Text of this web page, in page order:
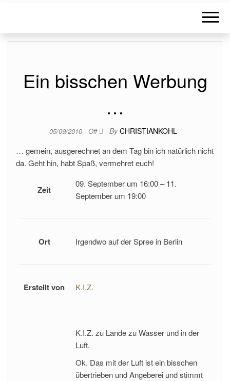
Ein bisschen Werbung
…
05/09/2010 Off By CHRISTIANKOHL
… gemein, ausgerechnet an dem Tag bin ich natürlich nicht
da. Geht hin, habt Spaß, vermehret euch!
Zeit
09. September um 16:00 – 11.
September um 19:00
Ort Irgendwo auf der Spree in Berlin
Erstellt von K.I.Z.
K.I.Z. zu Lande zu Wasser und in der
Luft.
Ok. Das mit der Luft ist ein bisschen
übertrieben und Angeberei und stimmt